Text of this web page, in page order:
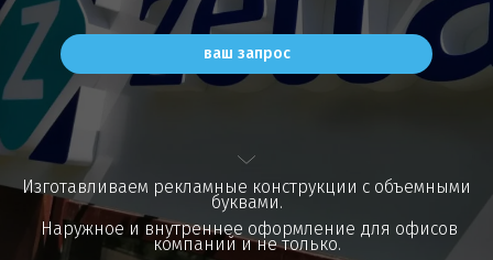
ваш запрос
Изготавливаем рекламные конструкции с объемными
буквами.
Наружное и внутреннее оформление для офисов
компаний и не только.